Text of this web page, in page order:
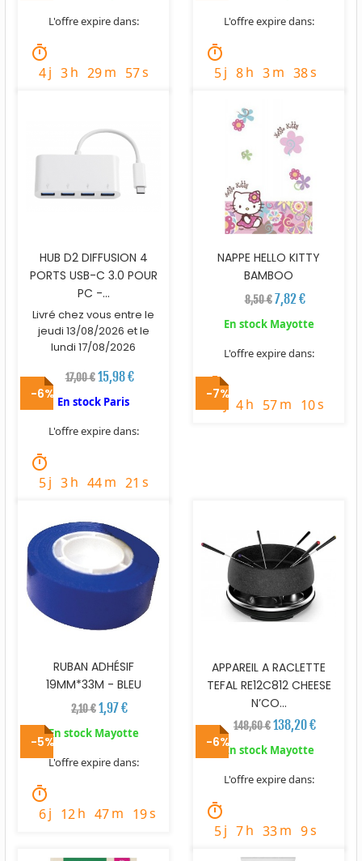
L'offre expire dans:
timer
4j 3h 29m 56s
L'offre expire dans:
timer
5j 8h 3m 37s
HUB D2 DIFFUSION 4
PORTS USB-C 3.0 POUR
PC -...
Livré chez vous entre le
jeudi 13/08/2026 et le
lundi 17/08/2026
17,00 € 15,98 €
En stock Paris
L'offre expire dans:
timer
5j 3h 44m 20 s
NAPPE HELLO KITTY
BAMBOO
8,50 € 7,82 €
En stock Mayotte
L'offre expire dans:
timer
j 4h 57m 9 s
-6%
RUBAN ADHÉSIF
19MM*33M - BLEU
2,10 €1,97 €
En stock Mayotte
L'offre expire dans:
timer
6j 12h 47m 18s
-7%
APPAREIL A RACLETTE
TEFAL RE12C812 CHEESE
N’CO...
148,60 €138,20 €
En stock Mayotte
L'offre expire dans:
timer
5j 7h 33m 8s
-5% -6%